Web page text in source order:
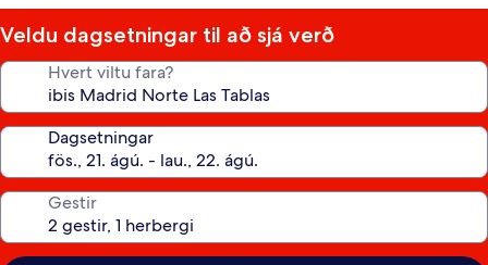
Veldu dagsetningar til að sjá verð
Hvert viltu fara?
Dagsetningar
Gestir